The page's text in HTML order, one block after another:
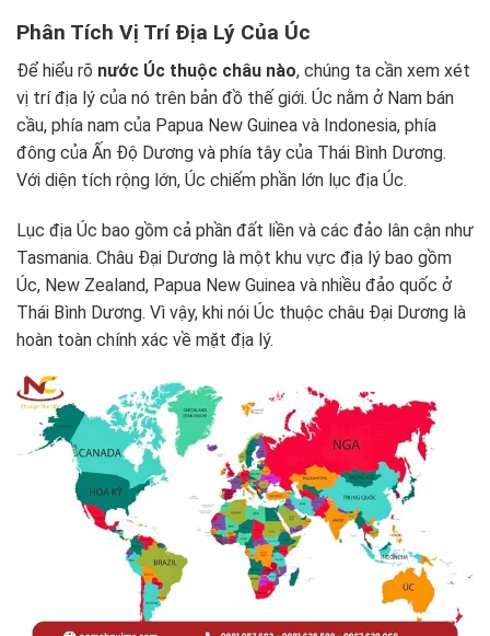
Phân Tích Vị Trí Địa Lý Của Úc
Để hiểu rõ nước Úc thuộc châu nào, chúng ta cần xem xét
vị trí địa lý của nó trên bản đồ thế giới. Úc nằm ở Nam bán
cầu, phía nam của Papua New Guinea và Indonesia, phía
đông của Ấn Độ Dương và phía tây của Thái Bình Dương.
Với diện tích rộng lớn, Úc chiếm phần lớn lục địa Úc.
Lục địa Úc bao gồm cả phần đất liền và các đảo lân cận như
Tasmania. Châu Đại Dương là một khu vực địa lý bao gồm
Úc, New Zealand, Papua New Guinea và nhiều đảo quốc ở
Thái Bình Dương. Vì vậy, khi nói Úc thuộc châu Đại Dương là
hoàn toàn chính xác về mặt địa lý.